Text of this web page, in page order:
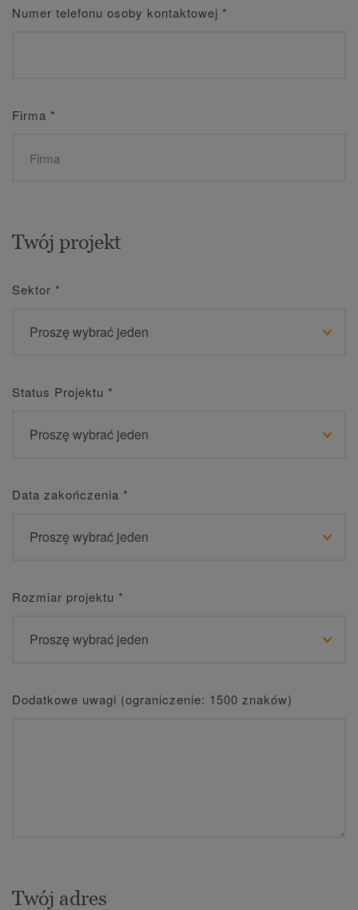
Numer telefonu osoby kontaktowej *
Firma *
Twój projekt
Sektor *
Status Projektu *
Data zakończenia *
Rozmiar projektu *
Dodatkowe uwagi (ograniczenie: 1500 znaków)
Twój adres